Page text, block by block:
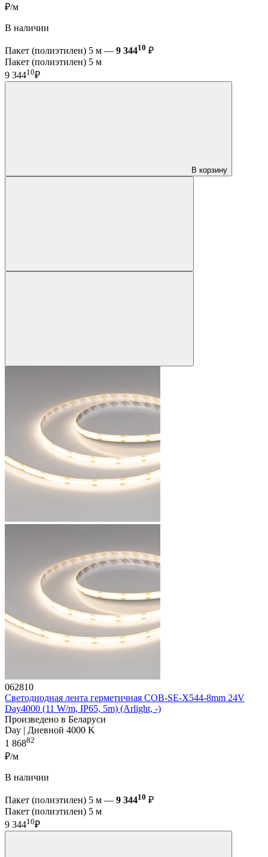
₽/м
В наличии
Пакет (полиэтилен) 5 м — 9 34410 ₽
Пакет (полиэтилен) 5 м
9 34410₽
В корзину
062810
Светодиодная лента герметичная COB-SE-X544-8mm 24V
Day4000 (11 W/m, IP65, 5m) (Arlight, -)
Произведено в Беларуси
Day | Дневной 4000 K
1 86882
₽/м
В наличии
Пакет (полиэтилен) 5 м — 9 34410 ₽
Пакет (полиэтилен) 5 м
9 34410₽